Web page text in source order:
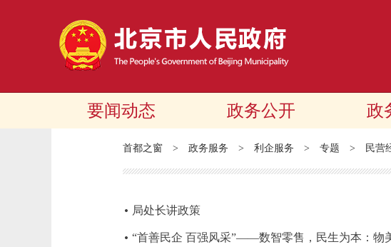
要闻动态 政务公开 政
首都之窗 > 政务服务 > 利企服务 > 专题 > 民营
局处长讲政策
“首善民企 百强风采”——数智零售，民生为本：物